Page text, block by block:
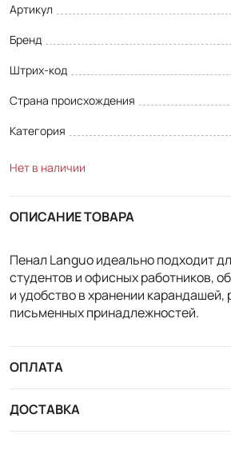
Артикул
Бренд
Штрих-код
Страна происхождения
Категория
Нет в наличии
ОПИСАНИЕ ТОВАРА
Пенал Languo идеально подходит
студентов и офисных работников,
и удобство в хранении карандашей,
письменных принадлежностей.
ОПЛАТА
ДОСТАВКА